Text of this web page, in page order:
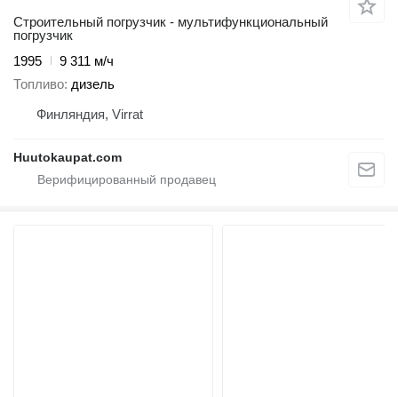
Строительный погрузчик - мультифункциональный
погрузчик
1995
9 311 м/ч
Топливо дизель
Финляндия, Virrat
Huutokaupat.com